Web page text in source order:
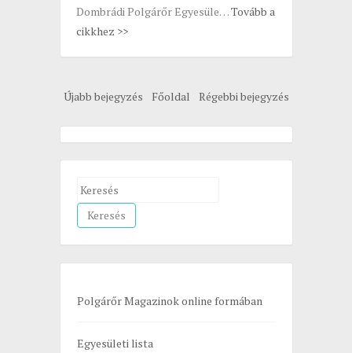
Dombrádi Polgárőr Egyesüle…Tovább a
cikkhez >>
Újabb bejegyzés Régebbi bejegyzés
Főoldal
S
e
a
r
c
f
r
Polgárőr Magazinok online formában
Egyesületi lista